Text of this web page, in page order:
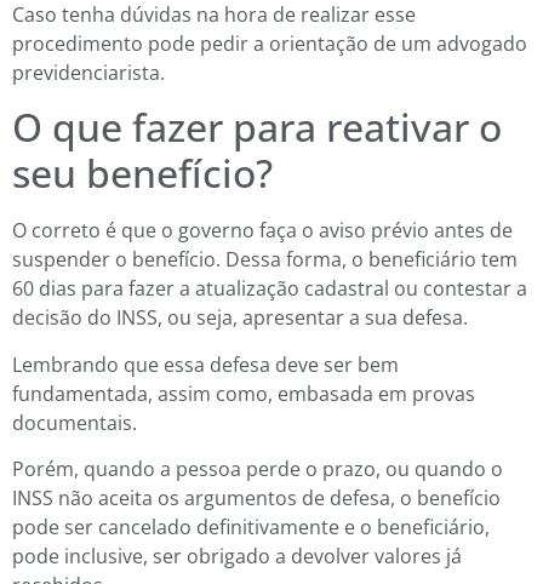
Caso tenha dúvidas na hora de realizar esse
procedimento pode pedir a orientação de um advogado
previdenciarista.
O que fazer para reativar o
seu benefício?
O correto é que o governo faça o aviso prévio antes de
suspender o benefício. Dessa forma, o beneficiário tem
60 dias para fazer a atualização cadastral ou contestar a
decisão do INSS, ou seja, apresentar a sua defesa.
Lembrando que essa defesa deve ser bem
fundamentada, assim como, embasada em provas
documentais.
Porém, quando a pessoa perde o prazo, ou quando o
INSS não aceita os argumentos de defesa, o benefício
pode ser cancelado definitivamente e o beneficiário,
pode inclusive, ser obrigado a devolver valores já